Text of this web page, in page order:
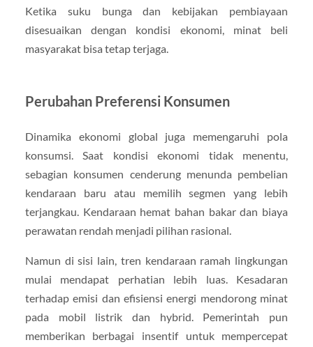
Ketika suku bunga dan kebijakan pembiayaan
disesuaikan dengan kondisi ekonomi, minat beli
masyarakat bisa tetap terjaga.
Perubahan Preferensi Konsumen
Dinamika ekonomi global juga memengaruhi pola
konsumsi. Saat kondisi ekonomi tidak menentu,
sebagian konsumen cenderung menunda pembelian
kendaraan baru atau memilih segmen yang lebih
terjangkau. Kendaraan hemat bahan bakar dan biaya
perawatan rendah menjadi pilihan rasional.
Namun di sisi lain, tren kendaraan ramah lingkungan
mulai mendapat perhatian lebih luas. Kesadaran
terhadap emisi dan efisiensi energi mendorong minat
pada mobil listrik dan hybrid. Pemerintah pun
memberikan berbagai insentif untuk mempercepat